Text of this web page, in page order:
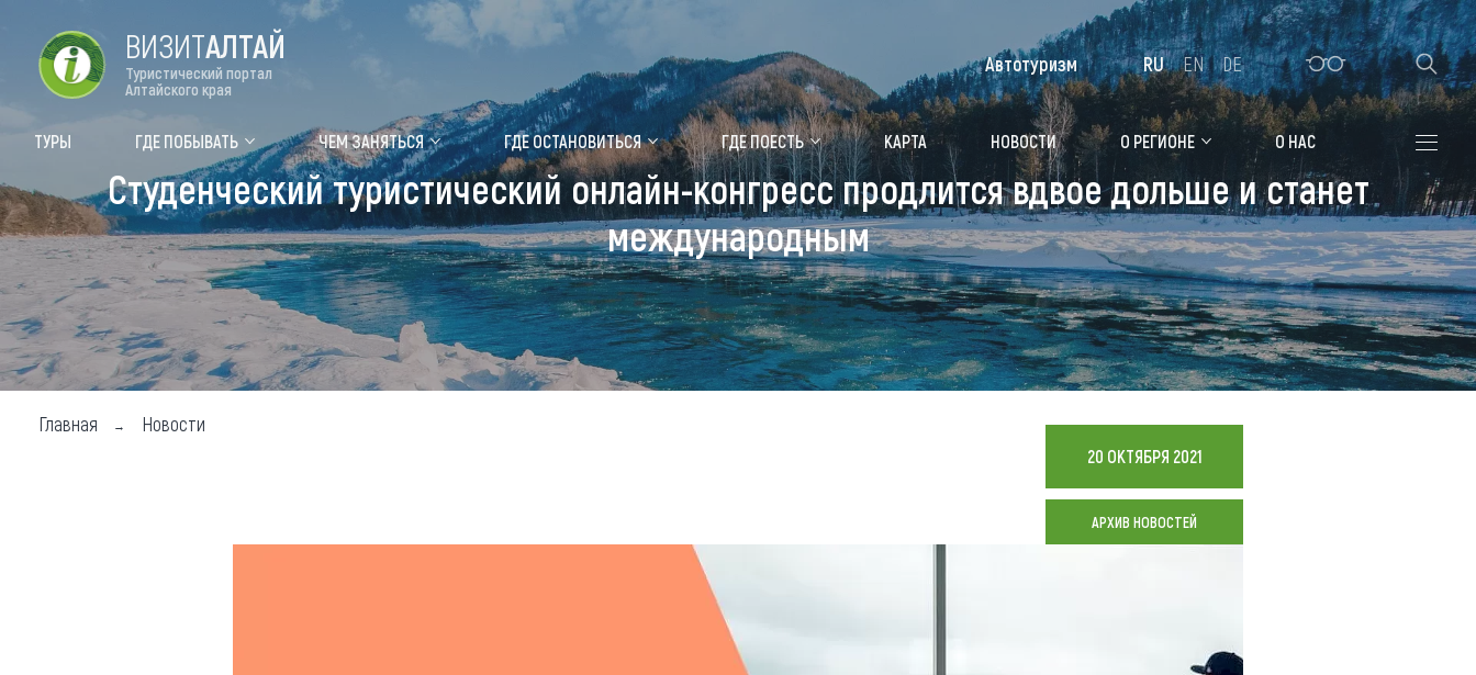
Форум VISIT ALTAI Цветение маральника Медицинский форум Алтайская зимовка
Туры Где побывать
Объекты природы
Объекты истории и культуры
Объекты развлечений
Топ туристических мест
Чем заняться
Календарь событий
Аудиогид
Мой маршрут
Где остановиться
Санатории
Гостиницы, отели
Коттеджи, базы
Сельские усадьбы
Мотели, придорожные отели
Коллекция впечатлений
Фотогалерея
ВИЗИТАЛТАЙ
Туристический портал
Алтайского края
ТУРЫ ГДЕ ПОБЫВАТЬ ЧЕМ ЗАНЯТЬСЯ ГДЕ ОСТАНОВИТЬСЯ ГДЕ ПОЕСТЬ КАРТА НОВОСТИ О РЕГИОНЕ О НАС
Автотуризм RU EN DE
Студенческий туристический онлайн-конгресс продлится вдвое дольше и станет
международным
Главная Новости
20 ОКТЯБРЯ 2021
АРХИВ НОВОСТЕЙ